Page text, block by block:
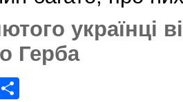
українці
Герба
E